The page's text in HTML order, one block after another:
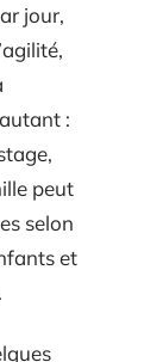
jour,
:
peut
selon
et